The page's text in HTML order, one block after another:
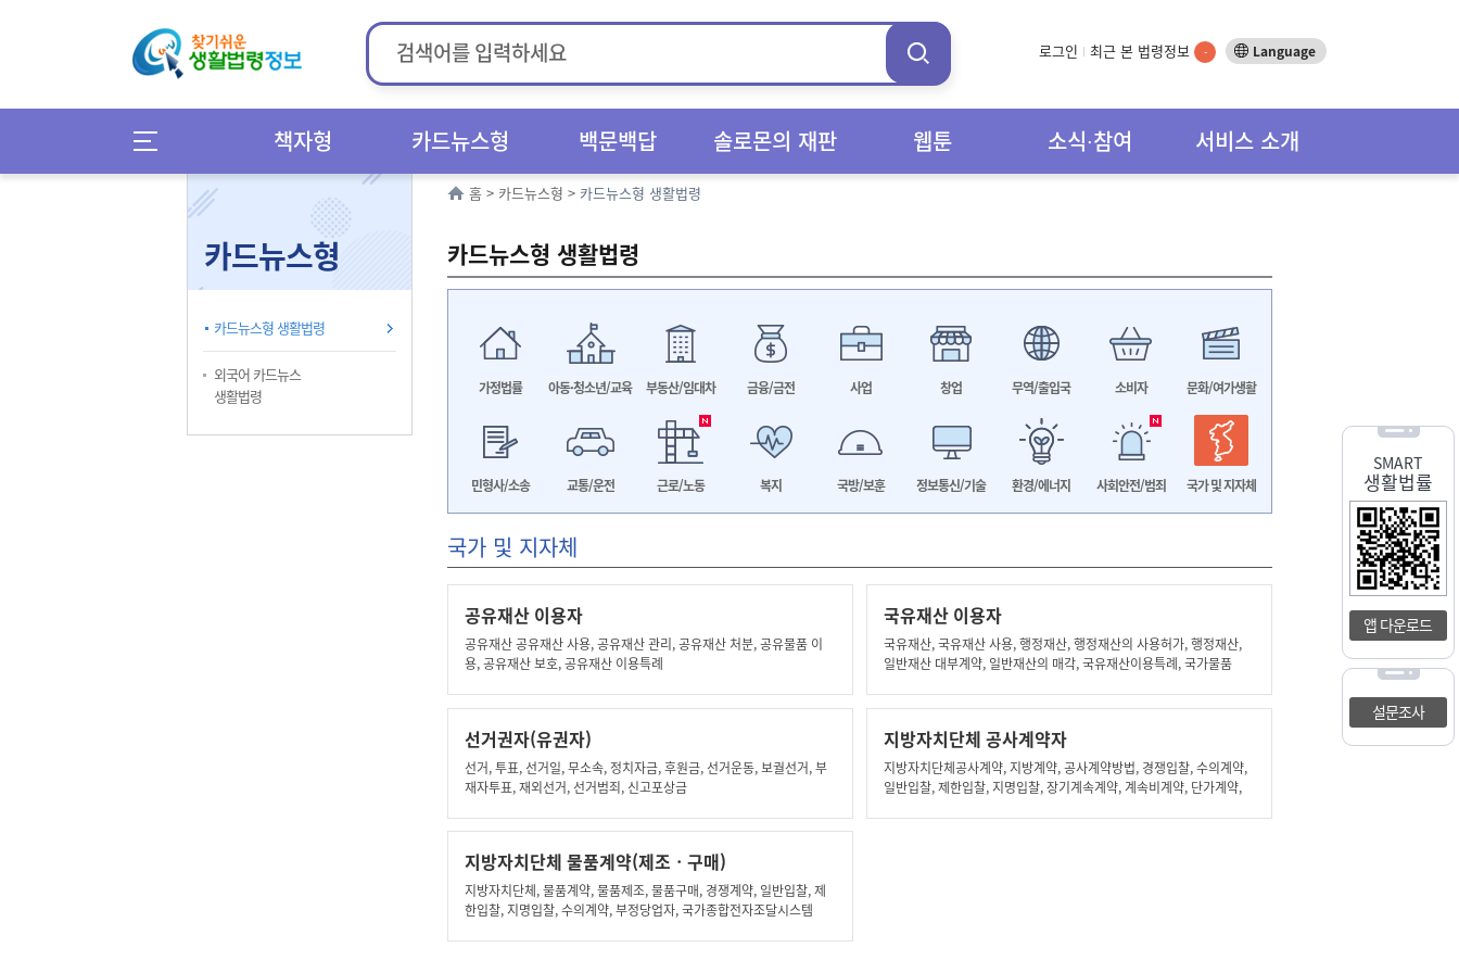
로그인 최근 본 법령정보 - Language
책자형 카드뉴스형 백문백답 솔로몬의 재판 웹툰 소식∙참여 서비스 소개
SMART
생활법률
앱 다운로드
설문조사
카드뉴스형
카드뉴스형 생활법령
외국어 카드뉴스
생활법령
홈 > 카드뉴스형 > 카드뉴스형 생활법령
카드뉴스형 생활법령
가정법률 아동·청소년/교육 부동산/임대차 금융/금전 사업 창업 무역/출입국 소비자 문화/여가생활
민형사/소송 교통/운전 근로/노동 복지 국방/보훈 정보통신/기술 환경/에너지 사회안전/범죄 국가 및 지자체
국가 및 지자체
공유재산 이용자
공유재산 공유재산 사용, 공유재산 관리, 공유재산 처분, 공유물품 이
용, 공유재산 보호, 공유재산 이용특례
국유재산 이용자
국유재산, 국유재산 사용, 행정재산, 행정재산의 사용허가, 행정재산,
일반재산 대부계약, 일반재산의 매각, 국유재산이용특례, 국가물품
선거권자(유권자)
선거, 투표, 선거일, 무소속, 정치자금, 후원금, 선거운동, 보궐선거, 부
재자투표, 재외선거, 선거범죄, 신고포상금
지방자치단체 공사계약자
지방자치단체공사계약, 지방계약, 공사계약방법, 경쟁입찰, 수의계약,
일반입찰, 제한입찰, 지명입찰, 장기계속계약, 계속비계약, 단가계약,
지방자치단체 물품계약(제조ㆍ구매)
지방자치단체, 물품계약, 물품제조, 물품구매, 경쟁계약, 일반입찰, 제
한입찰, 지명입찰, 수의계약, 부정당업자, 국가종합전자조달시스템